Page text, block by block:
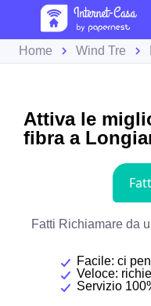
Home Wind Tre